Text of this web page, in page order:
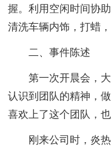
握。利用空闲时间协
清洗车辆内饰，打蜡
二、事件陈述
第一次开晨会，
认识到团队的精神，
喜欢上了这个团队，
刚来公司时，炎